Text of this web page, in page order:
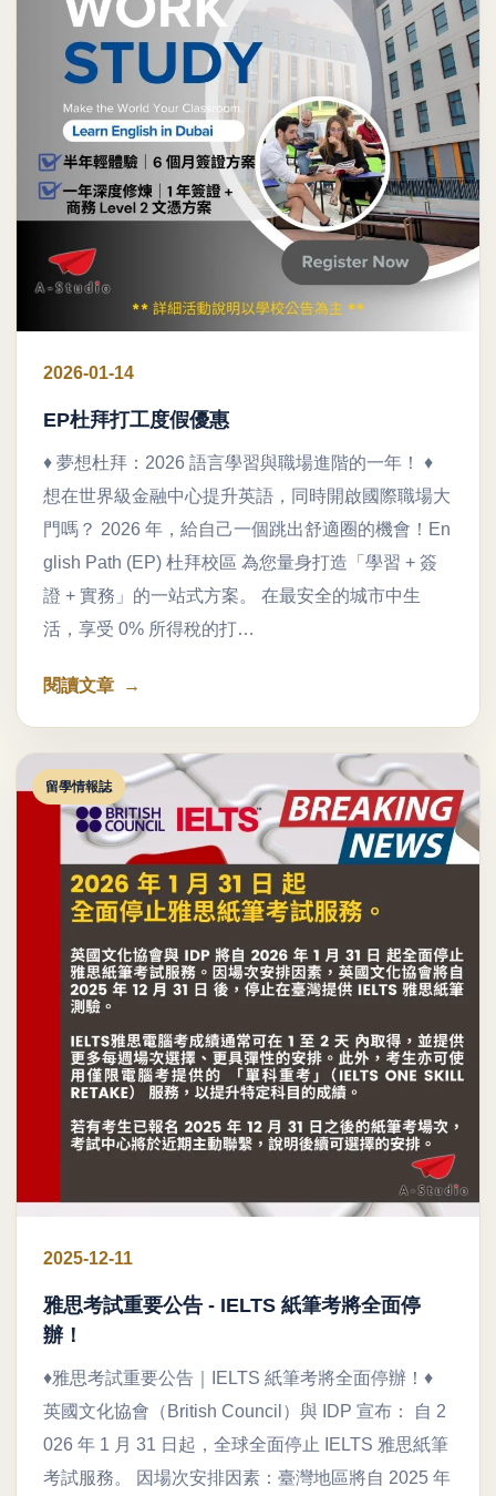
2026-01-14
EP杜拜打工度假優惠
♦ 夢想杜拜：2026 語言學習與職場進階的一年！ ♦
想在世界級金融中心提升英語，同時開啟國際職場大
門嗎？ 2026 年，給自己一個跳出舒適圈的機會！En
glish Path (EP) 杜拜校區 為您量身打造「學習 + 簽
證 + 實務」的一站式方案。 在最安全的城市中生
活，享受 0% 所得稅的打…
閱讀文章
留學情報誌
2025-12-11
雅思考試重要公告 - IELTS 紙筆考將全面停
辦！
♦雅思考試重要公告｜IELTS 紙筆考將全面停辦！♦
英國文化協會（British Council）與 IDP 宣布： 自 2
026 年 1 月 31 日起，全球全面停止 IELTS 雅思紙筆
考試服務。 因場次安排因素：臺灣地區將自 2025 年